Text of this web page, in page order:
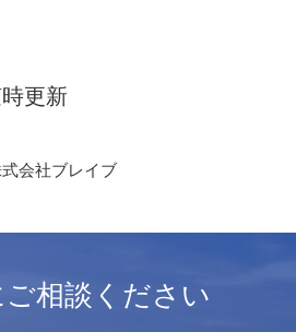
更新
会社ブレイブ
相談ください